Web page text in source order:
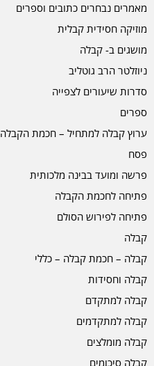
מאמרים נבחרים כתובים וספרים
מוזיקה חסידית קבלית
מושגים ב- קבלה
ניוזלטר הרב גוטליב
סדרות שיעורים לצפייה
ספרים
ערוץ קבלה למתחיל – חכמת הקבלה
פסח
פרשה ומועד בבינה מלכותית
פתיחה לחכמת הקבלה
פתיחה לפירוש הסולם
קבלה
קבלה – חכמת קבלה – כללי
קבלה וחסידות
קבלה למתקדם
קבלה למתקדמים
קבלה מומלצים
קבלה סיכומים